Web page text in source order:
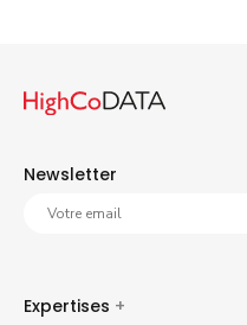
Newsletter
Expertises +